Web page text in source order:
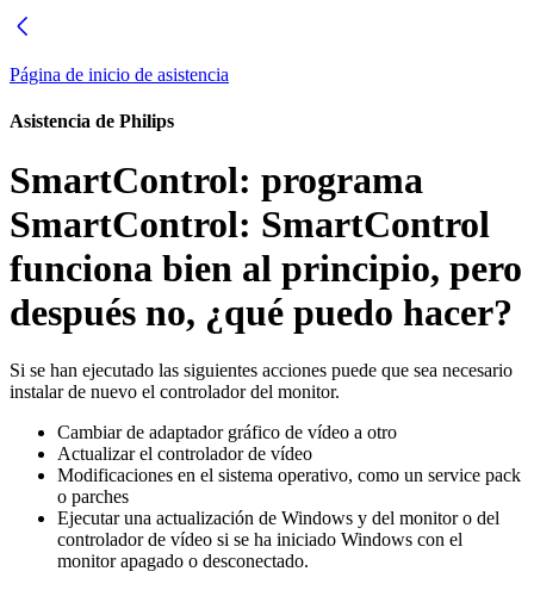
Página de inicio de asistencia
Asistencia de Philips
SmartControl: programa
SmartControl: SmartControl
funciona bien al principio, pero
después no, ¿qué puedo hacer?
Si se han ejecutado las siguientes acciones puede que sea necesario
instalar de nuevo el controlador del monitor.
Cambiar de adaptador gráfico de vídeo a otro
Actualizar el controlador de vídeo
Modificaciones en el sistema operativo, como un service pack
o parches
Ejecutar una actualización de Windows y del monitor o del
controlador de vídeo si se ha iniciado Windows con el
monitor apagado o desconectado.